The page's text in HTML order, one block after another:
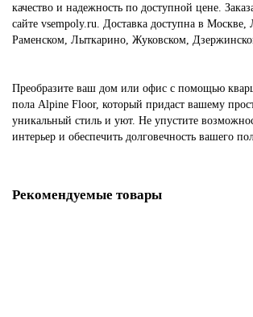
качество и надежность по доступной цене.
сайте vsempoly.ru. Доставка доступна в Москве,
Раменском, Лыткарино, Жуковском,
Преобразите ваш дом или офис с помощью
пола Alpine Floor, который придаст вашему
уникальный стиль и уют. Не упустите
интерьер и обеспечить долговечность вашего
Рекомендуемые товары